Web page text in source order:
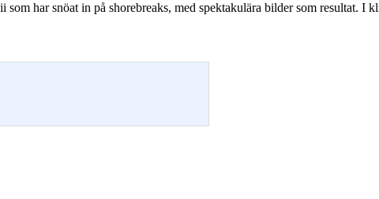
som har snöat in på shorebreaks, med spektakulära bilder som resultat.